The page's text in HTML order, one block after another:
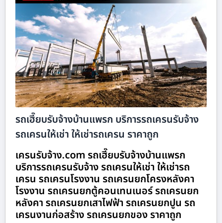
รถเฮี๊ยบรับจ้างบ้านแพรก บริการรถเครนรับจ้าง
รถเครนให้เช่า ให้เช่ารถเครน ราคาถูก
เครนรับจ้าง.com รถเฮี๊ยบรับจ้างบ้านแพรก
บริการรถเครนรับจ้าง รถเครนให้เช่า ให้เช่ารถ
เครน รถเครนโรงงาน รถเครนยกโครงหลังคา
โรงงาน รถเครนยกตู้คอนเทนเนอร์ รถเครนยก
หลังคา รถเครนยกเสาไฟฟ้า รถเครนยกปูน รถ
เครนงานก่อสร้าง รถเครนยกของ ราคาถูก